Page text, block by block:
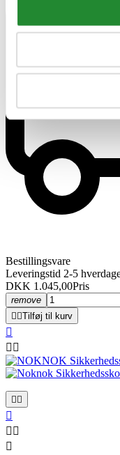
Bestillingsvare
Leveringstid 2-5
DKK 1.045,00Pris
remove
 Tilføj til kurv

 
 

 
